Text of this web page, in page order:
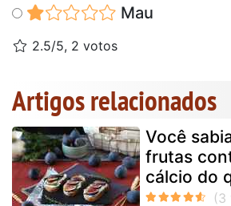
Mau
2.5/5, 2 votos
Artigos relacionados
Você
frutas
cálcio do